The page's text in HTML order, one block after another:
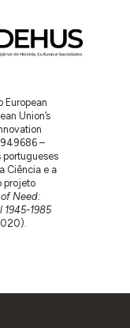
European
Union’s
949686 –
portugueses
Ciência e a
projeto
Need:
1945-1985